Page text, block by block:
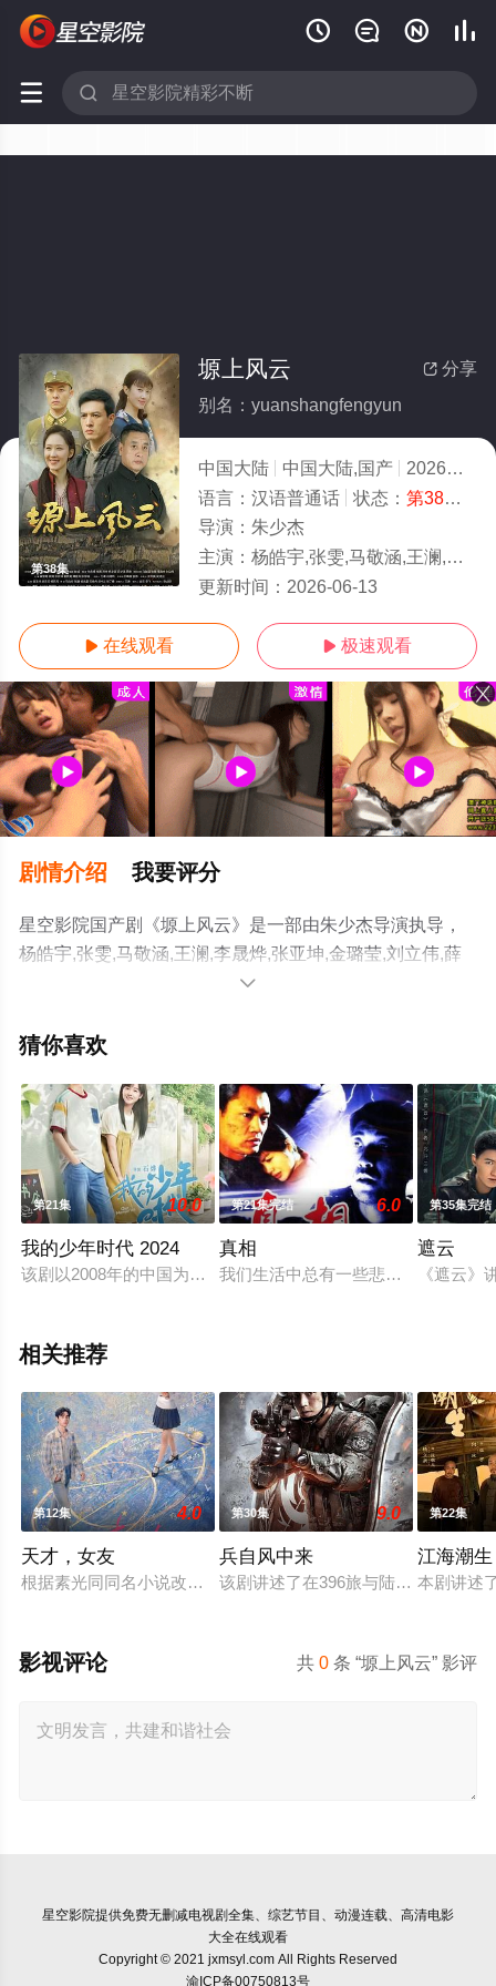
   
 
第38集
 分享
塬上风云
别名：yuanshangfengyun
中国大陆 中国大陆,国产 2026
10.0
语言： 汉语普通话 状态： 第38集
导演： 朱少杰
主演： 杨皓宇,张雯,马敬涵,王澜,李晟烨,张亚坤,金璐莹,刘立伟,薛奇
更新时间： 2026-06-13
 在线观看  极速观看
剧情介绍 我要评分
星空影院国产剧《塬上风云》是一部由朱少杰导演执导，
杨皓宇,张雯,马敬涵,王澜,李晟烨,张亚坤,金璐莹,刘立伟,薛
奇等演员精彩演绎的中国大陆电视剧，手机免费观看高清
可移步至豆瓣电视剧、电视猫或剧情网等平台了解。

猜你喜欢
第21集 10.0
我的少年时代 2024
该剧以2008年的中国为背景，围绕四个少男少女面对即将“成人
第21集完结 6.0
真相
我们生活中总有一些悲剧不断发生，
第35集完结
遮云
《遮云
相关推荐
第12集 4.0
天才，女友
根据素光同同名小说改编。江逾白长大以后，林知夏忽然对他
第30集 9.0
兵自风中来
该剧讲述了在396旅与陆军步兵学院
第22集
江海潮生
本剧讲述
共0 条 “塬上风云” 影评
影视评论
星空影院提供免费无删减电视剧全集、综艺节目、动漫连载、高清电影
大全在线观看
Copyright © 2021 jxmsyl.com All Rights Reserved
渝ICP备00750813号